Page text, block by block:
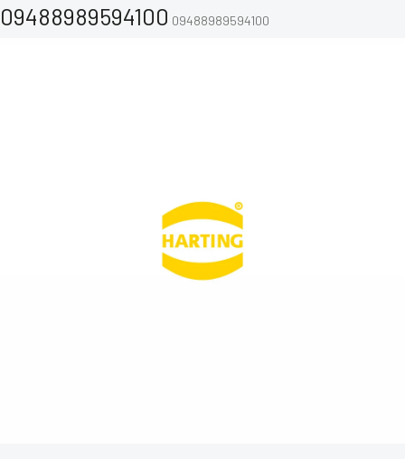
09488989594100 09488989594100